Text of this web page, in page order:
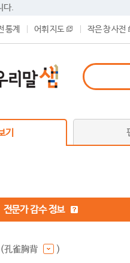
다.
통계 어휘 지도 작은 창 사전
기
전문가 감수 정보
(孔雀胸背 )